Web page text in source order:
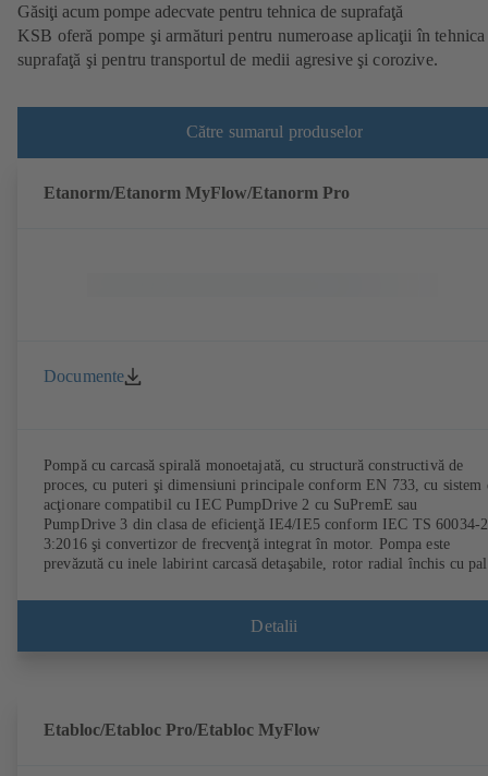
Găsiţi acum pompe adecvate pentru tehnica de suprafaţă
KSB oferă pompe şi armături pentru numeroase aplicaţii în tehnica
suprafaţă şi pentru transportul de medii agresive şi corozive.
Către sumarul produselor
Etanorm/Etanorm MyFlow/Etanorm Pro
Documente
Pompă cu carcasă spirală monoetajată, cu structură constructivă de
proces, cu puteri şi dimensiuni principale conform EN 733, cu sistem
acţionare compatibil cu IEC PumpDrive 2 cu SuPremE sau
PumpDrive 3 din clasa de eficienţă IE4/IE5 conform IEC TS 60034-
3:2016 şi convertizor de frecvenţă integrat în motor. Pompa este
prevăzută cu inele labirint carcasă detaşabile, rotor radial închis cu
arborele este prevăzut în zona etanşării arborelui cu bucşă detaşabilă.
Structura procesului permite demontarea cuplajului, a portlagărului şi
Detalii
Etabloc/Etabloc Pro/Etabloc MyFlow